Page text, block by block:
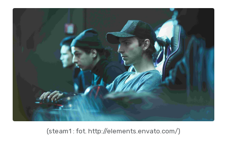
(steam1 : fot. http://elements.envato.com/)